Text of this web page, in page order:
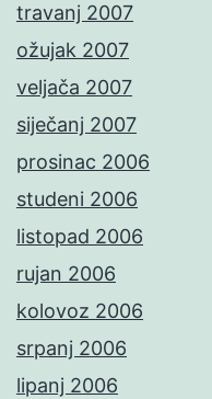
travanj 2007
ožujak 2007
veljača 2007
siječanj 2007
prosinac 2006
studeni 2006
listopad 2006
rujan 2006
kolovoz 2006
srpanj 2006
lipanj 2006